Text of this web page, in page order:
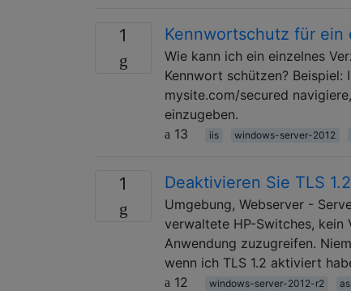
1 Kennwortschutz für ein
Wie kann ich ein einzelnes
Kennwort schützen?
mysite.com/secured
einzugeben.
13
iis windows-server-2012
1 Deaktivieren Sie TLS
Umgebung, Webserver -
verwaltete HP-Switches, kein
Anwendung zuzugreifen.
wenn ich TLS 1.2 aktiviert
12
windows-server-2012-r2